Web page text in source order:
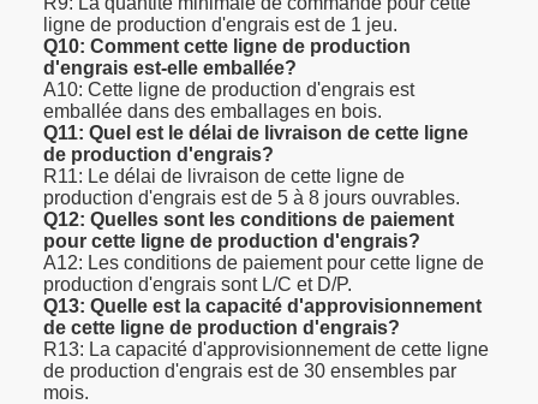
ligne de production d'engrais est de 1 jeu.
Q10: Comment cette ligne de production
d'engrais est-elle emballée?
A10: Cette ligne de production d'engrais est
emballée dans des emballages en bois.
Q11: Quel est le délai de livraison de cette ligne
de production d'engrais?
R11: Le délai de livraison de cette ligne de
production d'engrais est de 5 à 8 jours ouvrables.
Q12: Quelles sont les conditions de paiement
pour cette ligne de production d'engrais?
A12: Les conditions de paiement pour cette ligne de
production d'engrais sont L/C et D/P.
Q13: Quelle est la capacité d'approvisionnement
de cette ligne de production d'engrais?
R13: La capacité d'approvisionnement de cette ligne
de production d'engrais est de 30 ensembles par
mois.